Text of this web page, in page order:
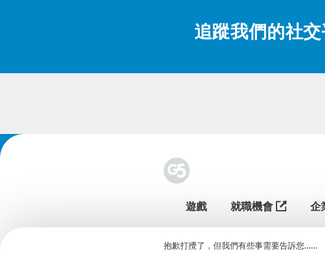
追蹤我們的社
遊戲 就職機會 企
G5
抱歉打攪了，但我們有些事需要告訴您……